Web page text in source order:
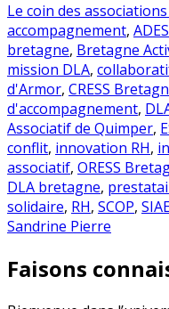
Le coin des associations
accompagnement,
bretagne, Bretagne
mission DLA,
d'Armor, CRESS
d'accompagnement,
Associatif de Quimper,
conflit, innovation RH,
associatif, ORESS
DLA bretagne,
solidaire, RH, SCOP,
Sandrine Pierre
Faisons